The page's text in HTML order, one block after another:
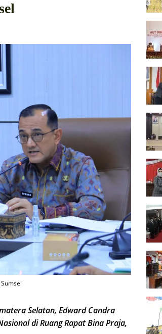
Selatan, Edward Candra
di Ruang Rapat Bina Praja,